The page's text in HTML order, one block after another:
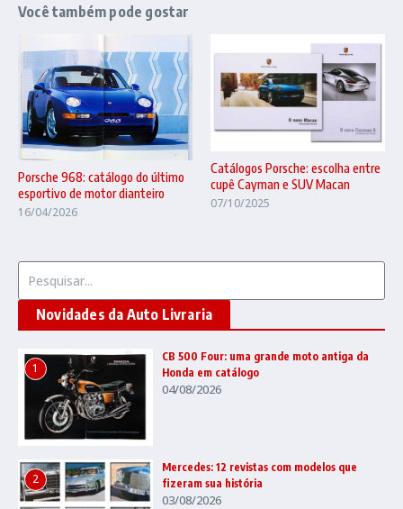
Você também pode gostar
Porsche 968: catálogo do último
esportivo de motor dianteiro
16/04/2026
Catálogos Porsche: escolha entre
cupê Cayman e SUV Macan
07/10/2025
Novidades da Auto Livraria
1
CB 500 Four: uma grande moto antiga da
Honda em catálogo
04/08/2026
2
Mercedes: 12 revistas com modelos que
fizeram sua história
03/08/2026